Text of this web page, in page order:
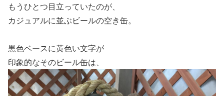
もうひとつ目立っていたのが、
カジュアルに並ぶビールの空き缶。
黒色ベースに黄色い文字が
印象的なそのビール缶は、